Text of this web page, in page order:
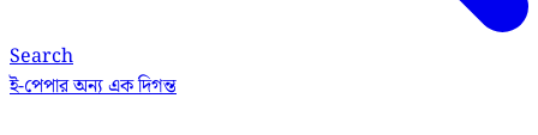
Search
ই-পেপারঅন্য এক দিগন্ত